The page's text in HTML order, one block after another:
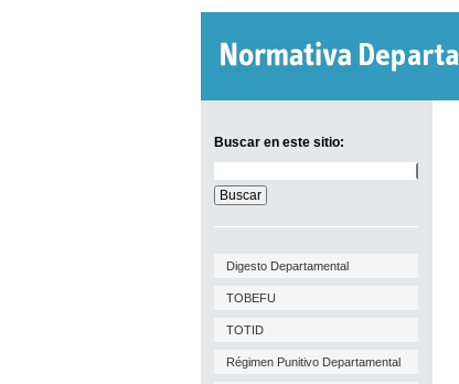
Buscar en este sitio:
en
este
sitio:
Digesto Departamental
TOBEFU
TOTID
Régimen Punitivo Departamental